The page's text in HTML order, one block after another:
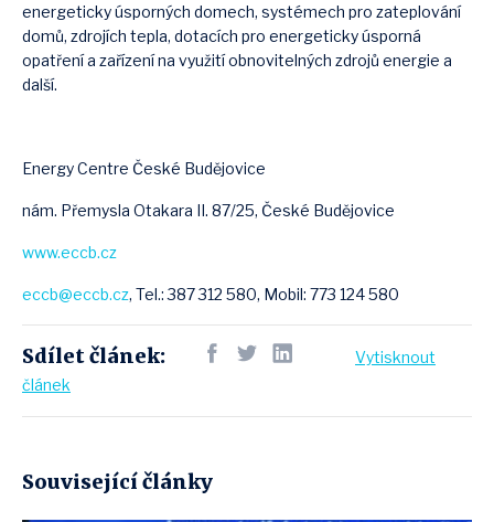
energeticky úsporných domech, systémech pro zateplování
domů, zdrojích tepla, dotacích pro energeticky úsporná
opatření a zařízení na využití obnovitelných zdrojů energie a
další.
Energy Centre České Budějovice
nám. Přemysla Otakara II. 87/25, České Budějovice
www.eccb.cz
eccb@eccb.cz, Tel.: 387 312 580, Mobil: 773 124 580
Sdílet článek:
Vytisknout
článek
Související články